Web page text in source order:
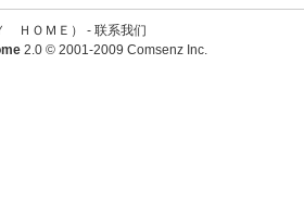
ＨＯＭＥ） - 联系我们
2.0© 2001-2009 Comsenz Inc.